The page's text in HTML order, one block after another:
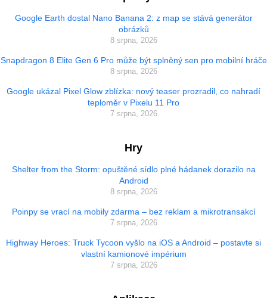
Google Earth dostal Nano Banana 2: z map se stává generátor
obrázků
8 srpna, 2026
Snapdragon 8 Elite Gen 6 Pro může být splněný sen pro mobilní hráče
8 srpna, 2026
Google ukázal Pixel Glow zblízka: nový teaser prozradil, co nahradí
teploměr v Pixelu 11 Pro
7 srpna, 2026
Hry
Shelter from the Storm: opuštěné sídlo plné hádanek dorazilo na
Android
8 srpna, 2026
Poinpy se vrací na mobily zdarma – bez reklam a mikrotransakcí
7 srpna, 2026
Highway Heroes: Truck Tycoon vyšlo na iOS a Android – postavte si
vlastní kamionové impérium
7 srpna, 2026